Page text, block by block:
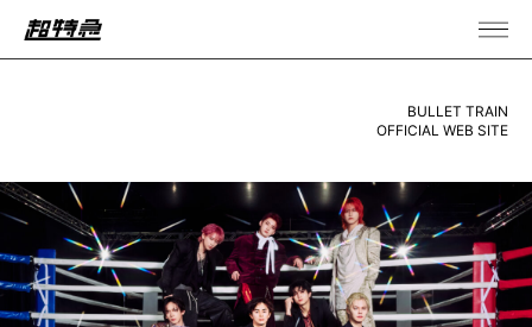
BULLET TRAIN
OFFICIAL WEB SITE